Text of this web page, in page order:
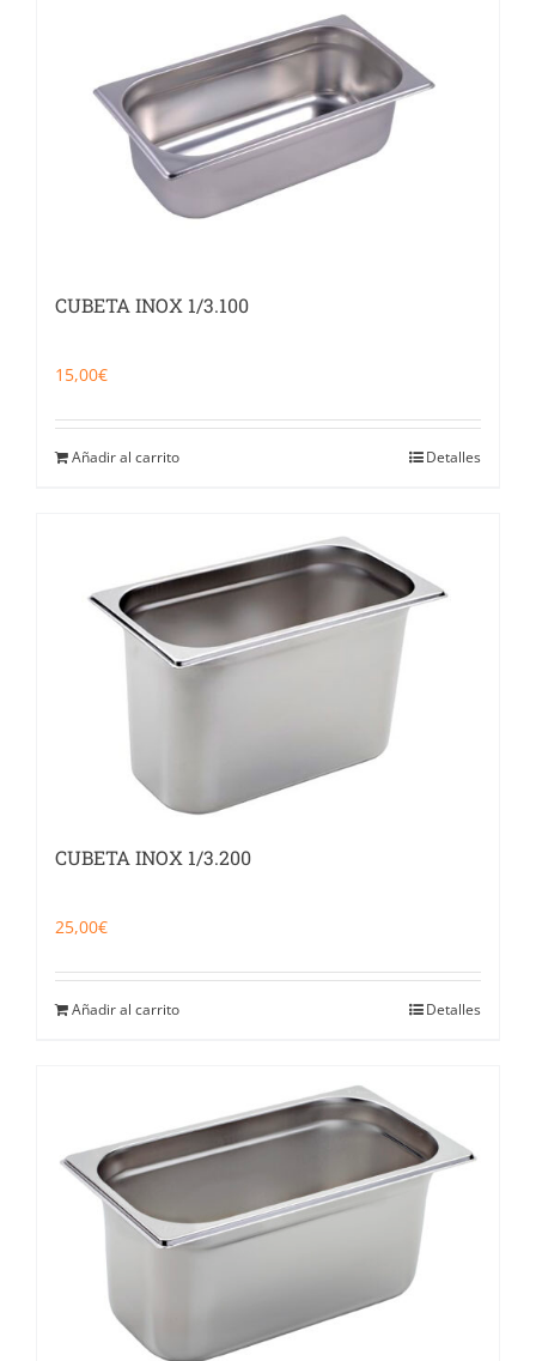
Food Service y Vending
91 629 17 10
CUBETA INOX 1/3.100
15,00€
Añadir al carrito Detalles
CUBETA INOX 1/3.200
25,00€
Añadir al carrito Detalles